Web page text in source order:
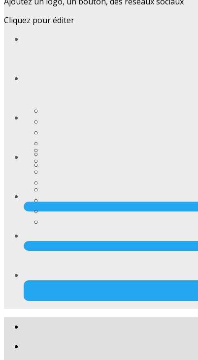
Cliquez pour éditer